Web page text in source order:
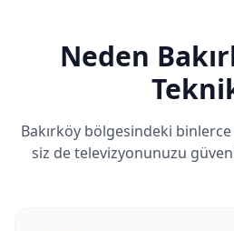
Neden
Bakırköybölgesindeki
siz de televizyonunuzu